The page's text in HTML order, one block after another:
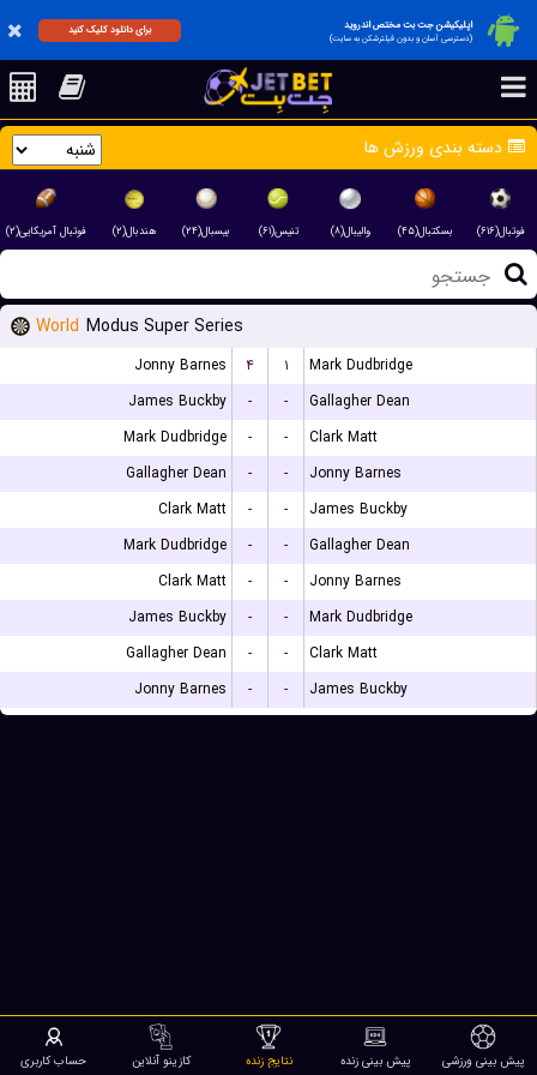
اپلیکیشن جت بت مختص اندروید
(دسترسی آسان و بدون فیلترشکن به سایت)
برای دانلود کلیک کنید
دسته بندی ورزش ها
فوتبال(۶۱۶) بسکتبال(۴۵) والیبال(۸) تنیس(۶۱) بیسبال(۲۴) هندبال(۲) فوتبال آمریکایی(۲)
World Modus Super Series
Jonny Barnes ۴ ۱
Mark Dudbridge
James Buckby
- -
Gallagher Dean
Mark Dudbridge
- -
Clark Matt
Gallagher Dean
- -
Jonny Barnes
Clark Matt
- -
James Buckby
Mark Dudbridge
- -
Gallagher Dean
Clark Matt
- -
Jonny Barnes
James Buckby
- -
Mark Dudbridge
Gallagher Dean
- -
Clark Matt
Jonny Barnes
- - James Buckby
پیش بینی ورزشی پیش بینی زنده نتایج زنده کازینو آنلاین حساب کاربری